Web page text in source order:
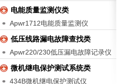
电能质量监测仪类
Apwr1712电能质量监测仪
低压线路漏电故障查找类
Apwr220/230低压漏电故障记录仪
微机继电保护测试系统类
434B微机继电保护测试仪